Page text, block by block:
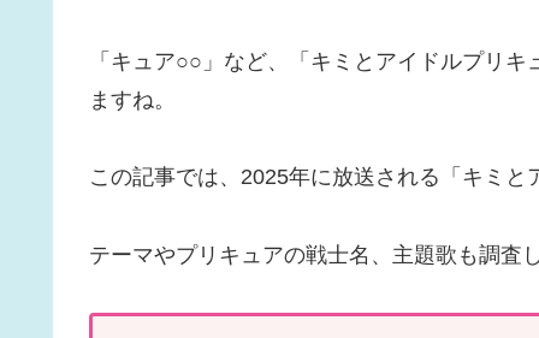
「キュア○○」など、「キミとアイドルプリ
ますね。
この記事では、2025年に放送される「キミ
テーマやプリキュアの戦士名、主題歌も調査